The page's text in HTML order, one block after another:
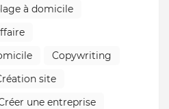
à domicile
Copywriting
site
une entreprise